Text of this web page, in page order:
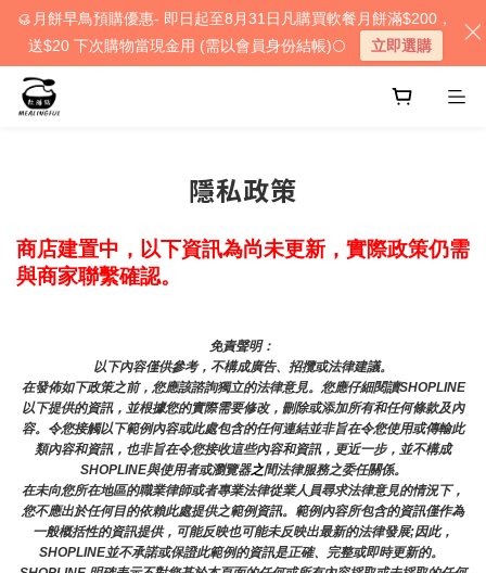
隱私政策
商店建置中，以下資訊為尚未更新，實際政策仍需
與商家聯繫確認。
免責聲明：
以下內容僅供參考，不構成廣告、招攬或法律建議。
在發佈如下政策之前，您應該諮詢獨立的法律意見。您應仔細閱讀SHOPLINE
以下提供的資訊，並根據您的實際需要修改，刪除或添加所有和任何條款及內
容。令您接觸以下範例內容或此處包含的任何連結並非旨在令您使用或傳輸此
類內容和資訊，也非旨在令您接收這些內容和資訊，更近一步，並不構成
SHOPLINE與使用者或瀏覽器之間法律服務之委任關係。
在未向您所在地區的職業律師或者專業法律從業人員尋求法律意見的情況下，
您不應出於任何目的依賴此處提供之範例資訊。範例內容所包含的資訊僅作為
一般概括性的資訊提供，可能反映也可能未反映出最新的法律發展;因此，
SHOPLINE並不承諾或保證此範例的資訊是正確、完整或即時更新的。
🥮月餅早鳥預購優惠- 即日起至8月31日凡購買軟餐月餅滿$200，
送$20 下次購物當現金用 (需以會員身份結帳)🌕
立即選購